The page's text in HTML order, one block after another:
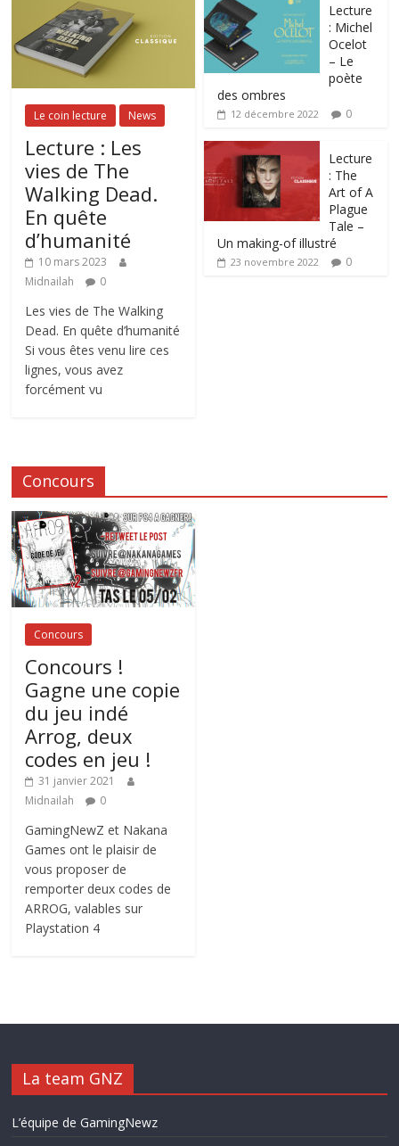
Le coin lecture News
Lecture : Les
vies de The
Walking Dead.
En quête
d’humanité
10 mars 2023
Midnailah
0
Les vies de The Walking
Dead. En quête d’humanité
Si vous êtes venu lire ces
lignes, vous avez
forcément vu
Lecture
: Michel
Ocelot
– Le
poète
des ombres
12 décembre 2022 0
Lecture
: The
Art of A
Plague
Tale –
Un making-of illustré
23 novembre 2022 0
Concours
Concours
Concours !
Gagne une copie
du jeu indé
Arrog, deux
codes en jeu !
31 janvier 2021
Midnailah
0
GamingNewZ et Nakana
Games ont le plaisir de
vous proposer de
remporter deux codes de
ARROG, valables sur
Playstation 4
La team GNZ
L’équipe de GamingNewz